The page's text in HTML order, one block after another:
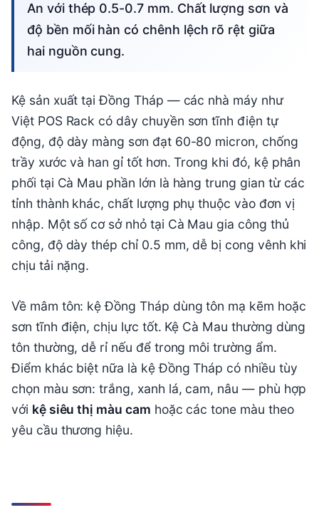
An với thép 0.5-0.7 mm. Chất lượng sơn và
độ bền mối hàn có chênh lệch rõ rệt giữa
hai nguồn cung.
Kệ sản xuất tại Đồng Tháp — các nhà máy như
Việt POS Rack có dây chuyền sơn tĩnh điện tự
động, độ dày màng sơn đạt 60-80 micron, chống
trầy xước và han gỉ tốt hơn. Trong khi đó, kệ phân
phối tại Cà Mau phần lớn là hàng trung gian từ các
tỉnh thành khác, chất lượng phụ thuộc vào đơn vị
nhập. Một số cơ sở nhỏ tại Cà Mau gia công thủ
công, độ dày thép chỉ 0.5 mm, dễ bị cong vênh khi
chịu tải nặng.
Về mâm tôn: kệ Đồng Tháp dùng tôn mạ kẽm hoặc
sơn tĩnh điện, chịu lực tốt. Kệ Cà Mau thường dùng
tôn thường, dễ rỉ nếu để trong môi trường ẩm.
Điểm khác biệt nữa là kệ Đồng Tháp có nhiều tùy
chọn màu sơn: trắng, xanh lá, cam, nâu — phù hợp
với kệ siêu thị màu cam hoặc các tone màu theo
yêu cầu thương hiệu.